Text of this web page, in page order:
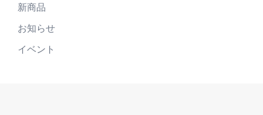
新商品
お知らせ
イベント